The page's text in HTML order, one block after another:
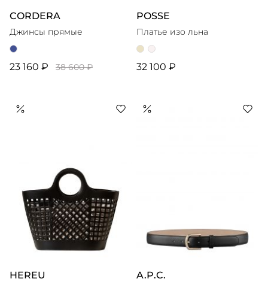
CORDERA
Джинсы прямые
23 160 ₽ 38 600 ₽
POSSE
Платье изо льна
32 100 ₽
HEREU A.P.C.